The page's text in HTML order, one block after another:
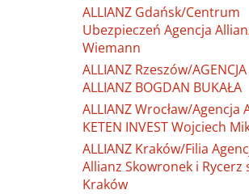
ALLIANZ Gdańsk/Centrum
Ubezpieczeń Agencja
Wiemann
ALLIANZ Rzeszów/AGENCJA
ALLIANZ BOGDAN BUKAŁA
ALLIANZ Wrocław/Agencja
KETEN INVEST Wojciech
ALLIANZ Kraków/Filia
Allianz Skowronek i Rycerz
Kraków